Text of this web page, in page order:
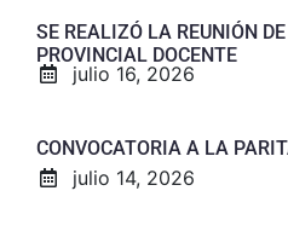
SE REALIZÓ LA REUNIÓN
PROVINCIAL DOCENTE
julio 16, 2026
CONVOCATORIA A LA
julio 14, 2026